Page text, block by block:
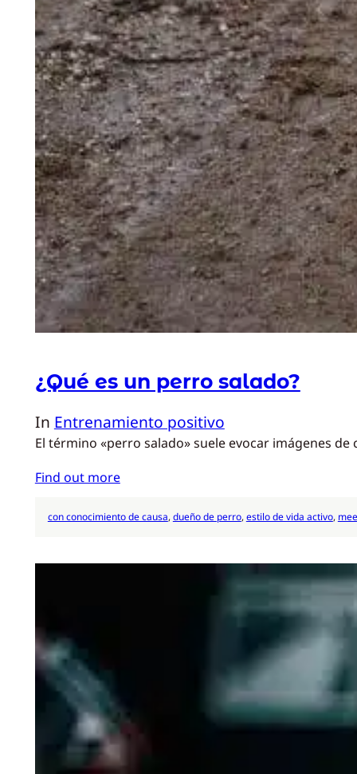
¿Qué es un perro salado?
In Entrenamiento positivo
El término «perro salado» suele evocar imágenes
Find out more
con conocimiento de causa, dueño de perro, estilo de vida activo,